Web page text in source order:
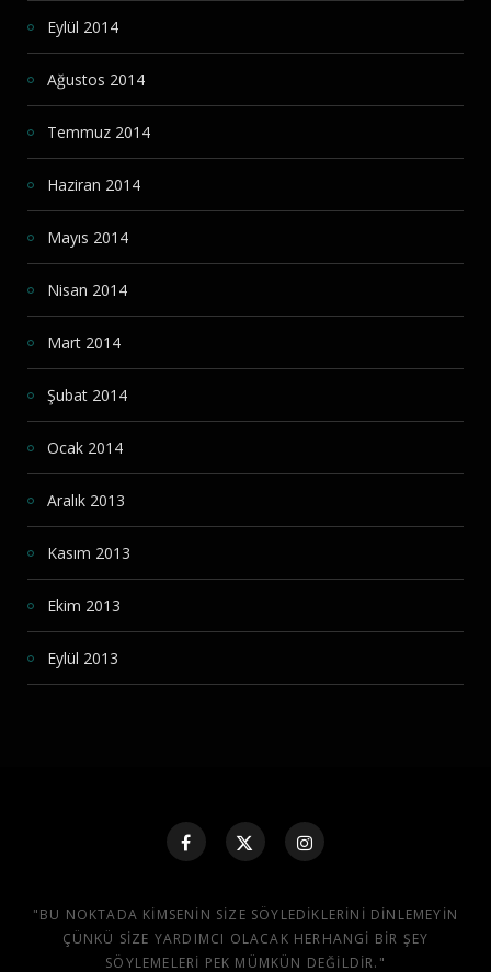
Eylül 2014
Ağustos 2014
Temmuz 2014
Haziran 2014
Mayıs 2014
Nisan 2014
Mart 2014
Şubat 2014
Ocak 2014
Aralık 2013
Kasım 2013
Ekim 2013
Eylül 2013
"BU NOKTADA KIMSENIN SIZE SÖYLEDIKLERINI DINLEMEYIN
ÇÜNKÜ SIZE YARDIMCI OLACAK HERHANGI BIR ŞEY
SÖYLEMELERI PEK MÜMKÜN DEĞILDIR."